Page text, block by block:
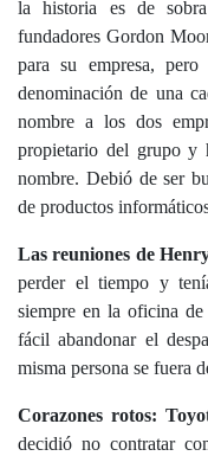
la historia es de
fundadores Gordon
para su empresa,
denominación de una
nombre a los dos
propietario del grupo y
nombre. Debió de ser
de productos
Las reuniones de
perder el tiempo y
siempre en la oficina de
fácil abandonar el
misma persona se fuera
Corazones rotos:
decidió no contratar